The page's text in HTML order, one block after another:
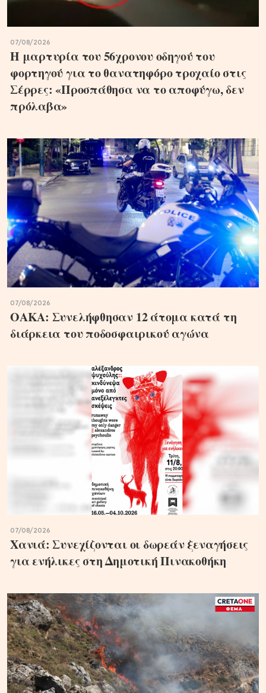
07/08/2026
Η μαρτυρία του 56χρονου οδηγού του
φορτηγού για το θανατηφόρο τροχαίο στις
Σέρρες: «Προσπάθησα να το αποφύγω, δεν
πρόλαβα»
07/08/2026
ΟΑΚΑ: Συνελήφθησαν 12 άτομα κατά τη
διάρκεια του ποδοσφαιρικού αγώνα
07/08/2026
Χανιά: Συνεχίζονται οι δωρεάν ξεναγήσεις
για ενήλικες στη Δημοτική Πινακοθήκη